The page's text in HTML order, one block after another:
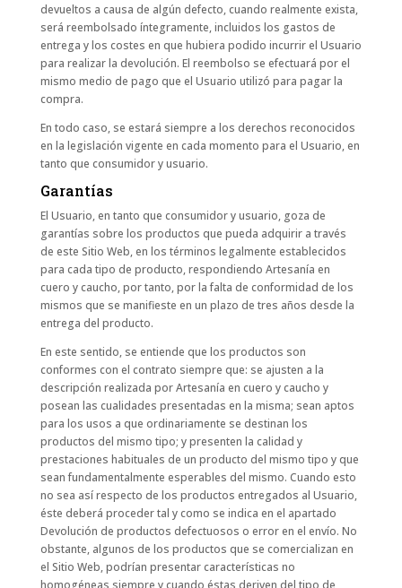
devueltos a causa de algún defecto, cuando realmente exista,
será reembolsado íntegramente, incluidos los gastos de
entrega y los costes en que hubiera podido incurrir el Usuario
para realizar la devolución. El reembolso se efectuará por el
mismo medio de pago que el Usuario utilizó para pagar la
compra.
En todo caso, se estará siempre a los derechos reconocidos
en la legislación vigente en cada momento para el Usuario, en
tanto que consumidor y usuario.
Garantías
El Usuario, en tanto que consumidor y usuario, goza de
garantías sobre los productos que pueda adquirir a través
de este Sitio Web, en los términos legalmente establecidos
para cada tipo de producto, respondiendo Artesanía en
cuero y caucho, por tanto, por la falta de conformidad de los
mismos que se manifieste en un plazo de tres años desde la
entrega del producto.
En este sentido, se entiende que los productos son
conformes con el contrato siempre que: se ajusten a la
descripción realizada por Artesanía en cuero y caucho y
posean las cualidades presentadas en la misma; sean aptos
para los usos a que ordinariamente se destinan los
productos del mismo tipo; y presenten la calidad y
prestaciones habituales de un producto del mismo tipo y que
sean fundamentalmente esperables del mismo. Cuando esto
no sea así respecto de los productos entregados al Usuario,
éste deberá proceder tal y como se indica en el apartado
Devolución de productos defectuosos o error en el envío. No
obstante, algunos de los productos que se comercializan en
el Sitio Web, podrían presentar características no
homogéneas siempre y cuando éstas deriven del tipo de